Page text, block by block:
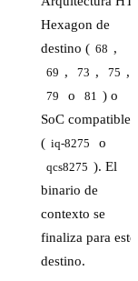
Hexagon de
destino ( 68 ,
69 , 73 , 75 ,
79 o 81 ) o
SoC compatible
( iq-8275 o
qcs8275 ). El
binario de
contexto se
finaliza para este
destino.